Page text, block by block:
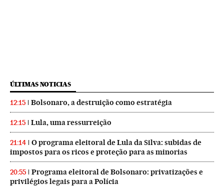
ÚLTIMAS NOTICIAS
12:15 Bolsonaro, a destruição como estratégia
12:15 Lula, uma ressurreição
21:14
O programa eleitoral de Lula da Silva: subidas de
impostos para os ricos e proteção para as minorias
20:55
Programa eleitoral de Bolsonaro: privatizações e
privilégios legais para a Polícia